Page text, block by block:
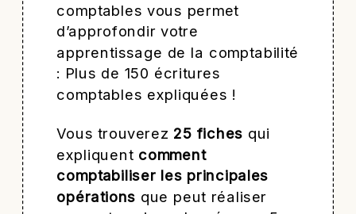
comptables vous permet
d’approfondir votre
apprentissage de la comptabilité
: Plus de 150 écritures
comptables expliquées !
Vous trouverez 25 fiches qui
expliquent comment
comptabiliser les principales
opérations que peut réaliser